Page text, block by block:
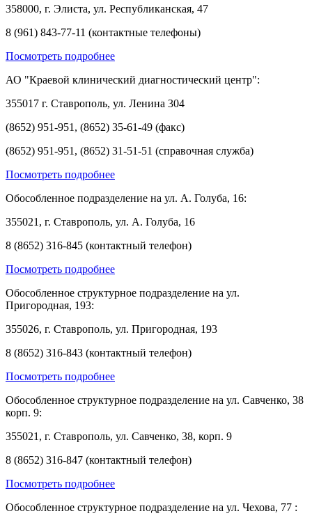
358000, г. Элиста, ул. Республиканская, 47
8 (961) 843-77-11 (контактные телефоны)
Посмотреть подробнее
АО "Краевой клинический диагностический центр":
355017 г. Ставрополь, ул. Ленина 304
(8652) 951-951, (8652) 35-61-49 (факс)
(8652) 951-951, (8652) 31-51-51 (справочная служба)
Посмотреть подробнее
Обособленное подразделение на ул. А. Голуба, 16:
355021, г. Ставрополь, ул. А. Голуба, 16
8 (8652) 316-845 (контактный телефон)
Посмотреть подробнее
Обособленное структурное подразделение на ул.
Пригородная, 193:
355026, г. Ставрополь, ул. Пригородная, 193
8 (8652) 316-843 (контактный телефон)
Посмотреть подробнее
Обособленное структурное подразделение на ул. Савченко, 38
корп. 9:
355021, г. Ставрополь, ул. Савченко, 38, корп. 9
8 (8652) 316-847 (контактный телефон)
Посмотреть подробнее
Обособленное структурное подразделение на ул. Чехова, 77 :